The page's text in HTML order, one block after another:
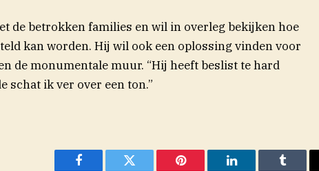
de betrokken families en wil in overleg bekijken hoe
kan worden. Hij wil ook een oplossing vinden voor
de monumentale muur. “Hij heeft beslist te hard
schat ik ver over een ton.”